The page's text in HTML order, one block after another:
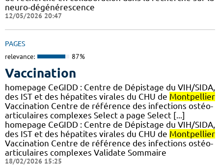
neuro-dégénérescence
12/05/2026 20:47
PAGES
relevance: 87%
Vaccination
homepage CeGIDD : Centre de Dépistage du VIH/SIDA,
des IST et des hépatites virales du CHU de Montpellier
Vaccination Centre de référence des infections ostéo-
articulaires complexes Select a page Select [...]
homepage CeGIDD : Centre de Dépistage du VIH/SIDA,
des IST et des hépatites virales du CHU de Montpellier
Vaccination Centre de référence des infections ostéo-
articulaires complexes Validate Sommaire
18/02/2026 15:25